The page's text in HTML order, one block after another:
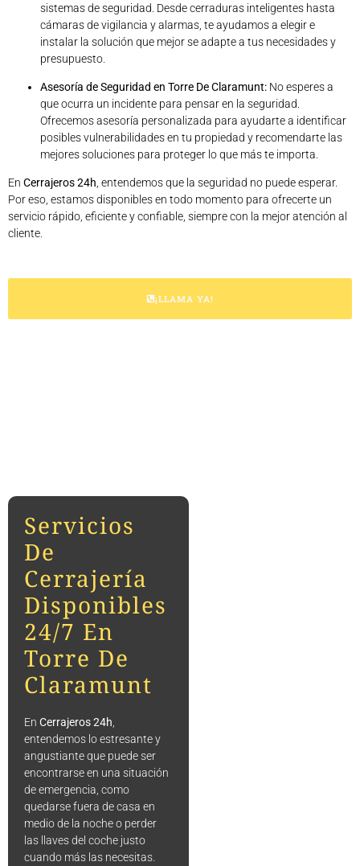
sistemas de seguridad. Desde cerraduras inteligentes hasta
cámaras de vigilancia y alarmas, te ayudamos a elegir e
instalar la solución que mejor se adapte a tus necesidades y
presupuesto.
Asesoría de Seguridad en Torre De Claramunt: No esperes a
que ocurra un incidente para pensar en la seguridad.
Ofrecemos asesoría personalizada para ayudarte a identificar
posibles vulnerabilidades en tu propiedad y recomendarte las
mejores soluciones para proteger lo que más te importa.
En Cerrajeros 24h, entendemos que la seguridad no puede esperar.
Por eso, estamos disponibles en todo momento para ofrecerte un
servicio rápido, eficiente y confiable, siempre con la mejor atención al
cliente.
¡LLAMA YA!
Servicios
De
Cerrajería
Disponibles
24/7 En
Torre De
Claramunt
En Cerrajeros 24h
entendemos lo estresante y
angustiante que puede ser
encontrarse en una situación
de emergencia, como
quedarse fuera de casa en
medio de la noche o perder
las llaves del coche justo
cuando más las necesitas.